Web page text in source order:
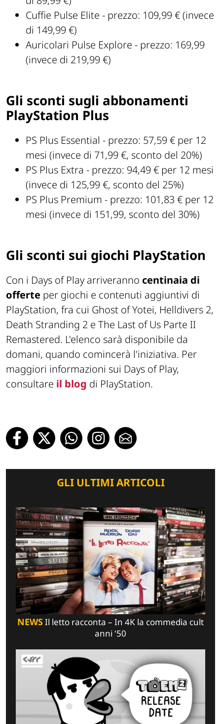
Cuffie Pulse Elite - prezzo: 109,99 € (invece
di 149,99 €)
Auricolari Pulse Explore - prezzo: 169,99
(invece di 219,99 €)
Gli sconti sugli abbonamenti
PlayStation Plus
PS Plus Essential - prezzo: 57,59 € per 12
mesi (invece di 71,99 €, sconto del 20%)
PS Plus Extra - prezzo: 94,49 € per 12 mesi
(invece di 125,99 €, sconto del 25%)
PS Plus Premium - prezzo: 101,83 € per 12
mesi (invece di 151,99, sconto del 30%)
Gli sconti sui giochi PlayStation
Con i Days of Play arriveranno centinaia di
offerte per giochi e contenuti aggiuntivi di
PlayStation, fra cui Ghost of Yotei, Helldivers 2,
Death Stranding 2 e The Last of Us Parte II
Remastered. L'elenco sarà disponibile da
domani, quando comincerà l'iniziativa. Per
maggiori informazioni sui Days of Play,
consultare il blog di PlayStation.
GLI ULTIMI ARTICOLI
NEWSIl letto racconta – In 4K la commedia cult
anni '50